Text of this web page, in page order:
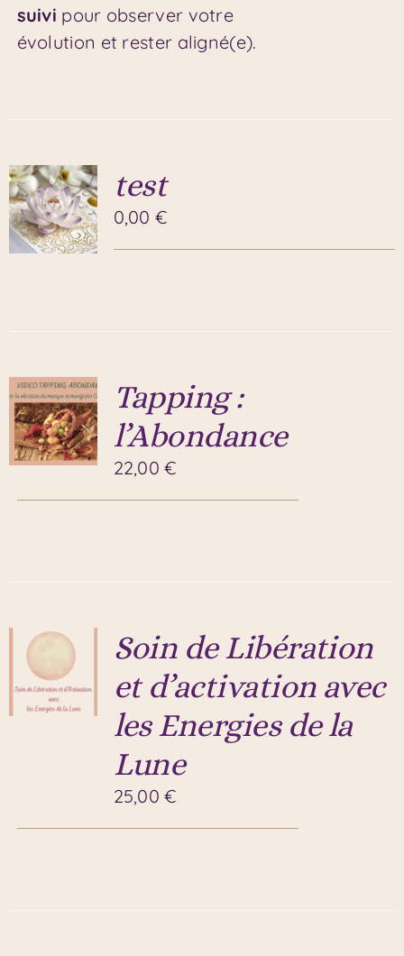
suivi pour observer votre
évolution et rester aligné(e).
test
0,00€
Tapping :
l’Abondance
22,00€
Soin de Libération
et d’activation avec
les Energies de la
Lune
25,00€